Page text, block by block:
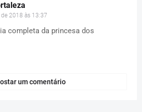
2018 às 13:37
completa da princesa dos
um comentário